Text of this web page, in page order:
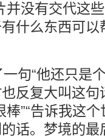
并没有交代这
什么东西可
句“他还只是
也反复大叫
”“告诉我这
话。梦境的最